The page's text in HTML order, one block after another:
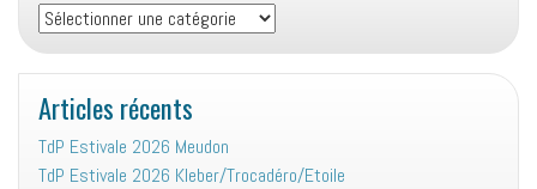
Vie
associative
:
Articles récents
TdP Estivale 2026 Meudon
TdP Estivale 2026 Kleber/Trocadéro/Etoile